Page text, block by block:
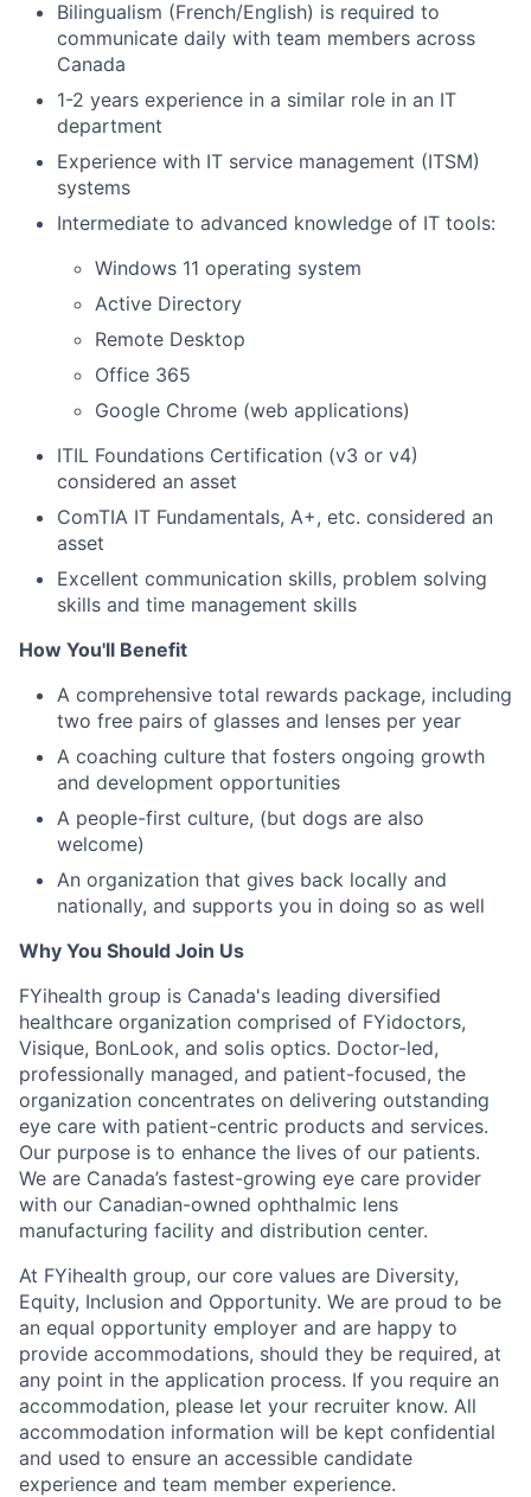
Bilingualism (French/English) is required to
communicate daily with team members across
Canada
1-2 years experience in a similar role in an IT
department
Experience with IT service management (ITSM)
systems
Intermediate to advanced knowledge of IT tools:
Windows 11 operating system
Active Directory
Remote Desktop
Office 365
Google Chrome (web applications)
ITIL Foundations Certification (v3 or v4)
considered an asset
ComTIA IT Fundamentals, A+, etc. considered an
asset
Excellent communication skills, problem solving
skills and time management skills
How You'll Benefit
A comprehensive total rewards package, including
two free pairs of glasses and lenses per year
A coaching culture that fosters ongoing growth
and development opportunities
A people-first culture, (but dogs are also
welcome)
An organization that gives back locally and
nationally, and supports you in doing so as well
Why You Should Join Us
FYihealth group is Canada's leading diversified
healthcare organization comprised of FYidoctors,
Visique, BonLook, and solis optics. Doctor-led,
professionally managed, and patient-focused, the
organization concentrates on delivering outstanding
eye care with patient-centric products and services.
Our purpose is to enhance the lives of our patients.
We are Canada’s fastest-growing eye care provider
with our Canadian-owned ophthalmic lens
manufacturing facility and distribution center.
At FYihealth group, our core values are Diversity,
Equity, Inclusion and Opportunity. We are proud to be
an equal opportunity employer and are happy to
provide accommodations, should they be required, at
any point in the application process. If you require an
accommodation, please let your recruiter know. All
accommodation information will be kept confidential
and used to ensure an accessible candidate
experience and team member experience.